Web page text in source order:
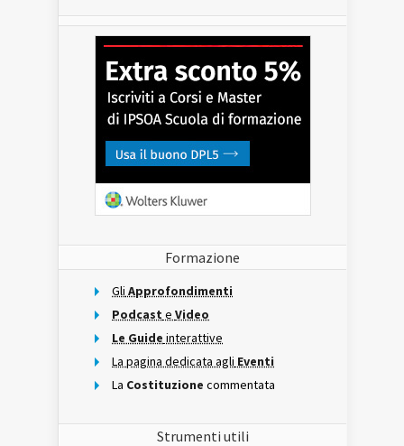
Formazione
Gli Approfondimenti
Podcast e Video
Le Guide interattive
La pagina dedicata agli Eventi
La Costituzione commentata
Strumenti utili